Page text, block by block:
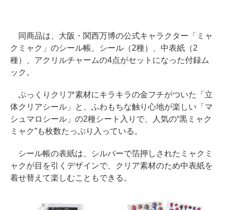
同商品は、大阪・関西万博の公式キャラクター「ミャ
クミャク」のシール帳、シール（2種）、中表紙（2
種）、アクリルチャームの4点がセットになった付録ム
ック。
ぷっくりクリア素材にキラキラの金フチがついた「立
体クリアシール」と、ふわもちな触り心地が楽しい「マ
シュマロシール」の2種シート入りで、人気の“黒ミャク
ミャク”も枚数たっぷり入っている。
シール帳の表紙は、シルバーで箔押しされたミャクミ
ャクが目を引くデザインで、クリア素材のため中表紙を
着せ替えて楽しむこともできる。